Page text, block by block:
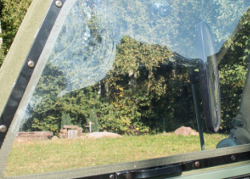
fenêtre version basse
411, 401, 2010
nieder)